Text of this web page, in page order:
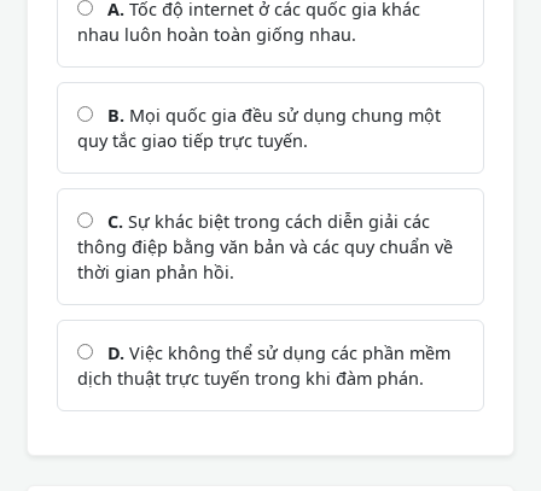
A. Tốc độ internet ở các quốc gia khác
nhau luôn hoàn toàn giống nhau.
B. Mọi quốc gia đều sử dụng chung một
quy tắc giao tiếp trực tuyến.
C. Sự khác biệt trong cách diễn giải các
thông điệp bằng văn bản và các quy chuẩn về
thời gian phản hồi.
D. Việc không thể sử dụng các phần mềm
dịch thuật trực tuyến trong khi đàm phán.